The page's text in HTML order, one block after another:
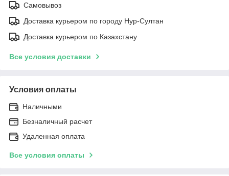
Самовывоз
Доставка курьером по городу Нур-Султан
Доставка курьером по Казахстану
Все условия доставки
Условия оплаты
Наличными
Безналичный расчет
Удаленная оплата
Все условия оплаты